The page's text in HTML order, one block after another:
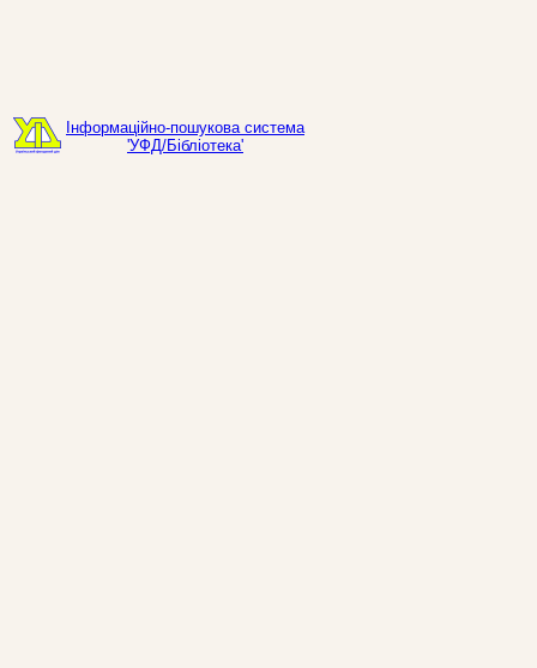
Інформаційно-пошукова система
'УФД/Бібліотека'